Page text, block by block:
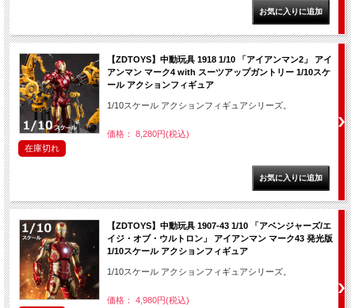
【ZDTOYS】中動玩具 1918 1/10 「アイアンマン2」 アイ
アンマン マーク4 with スーツアップガントリー 1/10スケ
ール アクションフィギュア
1/10スケール アクションフィギュアシリーズ。
価格： 8,280円(税込)
在庫切れ
【ZDTOYS】中動玩具 1907-43 1/10 「アベンジャーズ/エ
イジ・オブ・ウルトロン」 アイアンマン マーク43 発光版
1/10スケール アクションフィギュア
1/10スケール アクションフィギュアシリーズ。
価格： 4,980円(税込)